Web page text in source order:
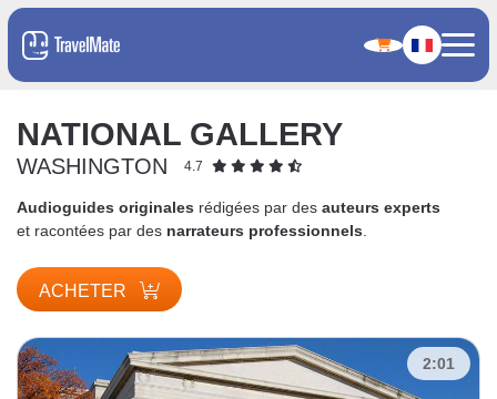
NATIONAL GALLERY
WASHINGTON 4.7
Audioguides originales rédigées par des auteurs experts
et racontées par des narrateurs professionnels
ACHETER
2:01